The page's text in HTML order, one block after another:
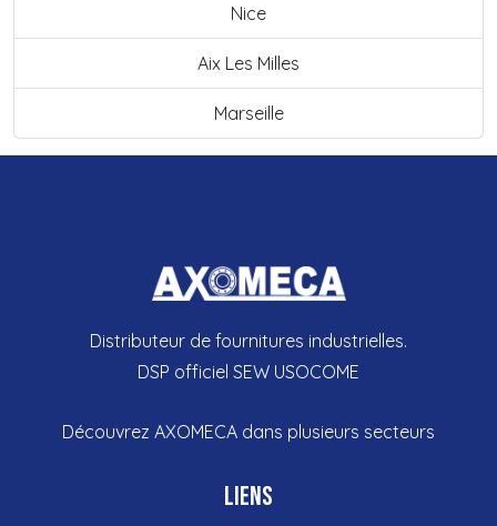
Nice
Aix Les Milles
Marseille
Distributeur de fournitures industrielles.
DSP officiel SEW USOCOME
Découvrez AXOMECA dans plusieurs secteurs
Liens